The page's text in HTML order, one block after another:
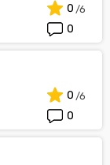
0
0
0
0